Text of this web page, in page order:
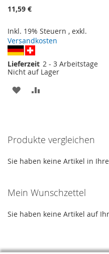
11,59 €
Inkl. 19% Steuern , exkl.
Versandkosten
Lieferzeit 2 - 3 Arbeitstage
Nicht auf Lager
ZUR
Produkte vergleichen
Sie haben keine Artikel in
Mein Wunschzettel
Sie haben keine Artikel auf